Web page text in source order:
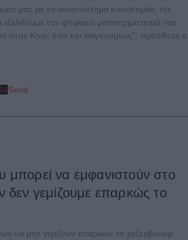
μας με το οικοσύστημα καινοτομίας της
τον ψηφιακό μετασχηματισμό του
στην Κίνα, όσο και παγκοσμίως”, πρόσθεσε ο
Send
μπορεί να εμφανιστούν στο
δεν γεμίζουμε επαρκώς το
να μην γεμίζουν επαρκώς το ρεζερβουάρ